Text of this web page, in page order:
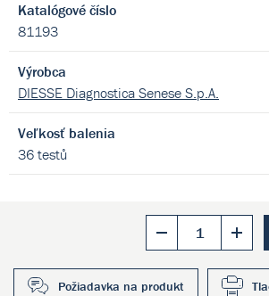
Katalógové číslo
81193
Výrobca
DIESSE Diagnostica Senese S.p.A.
Veľkosť balenia
36 testů
Požiadavka na produkt